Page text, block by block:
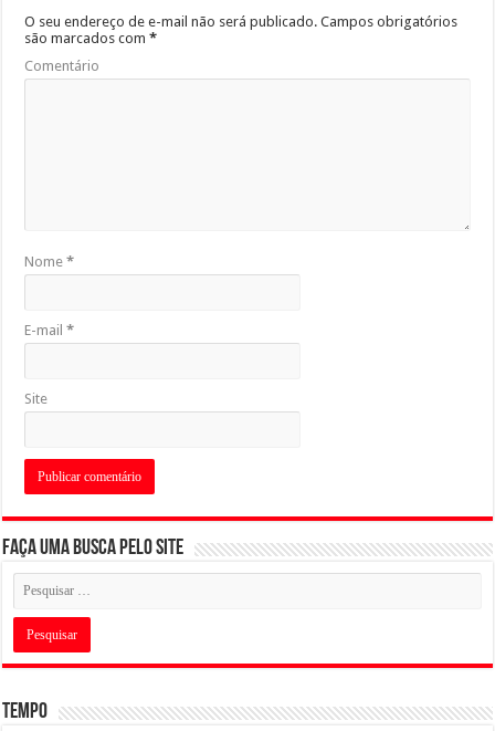
O seu endereço de e-mail não será publicado. Campos obrigatórios
são marcados com*
Comentário
Nome*
E-mail*
Site
Faça uma busca pelo Site
Tempo